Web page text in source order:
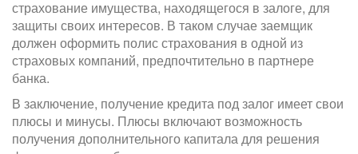
страхование имущества, находящегося в залоге, для
защиты своих интересов. В таком случае заемщик
должен оформить полис страхования в одной из
страховых компаний, предпочтительно в партнере
банка.
В заключение, получение кредита под залог имеет свои
плюсы и минусы. Плюсы включают возможность
получения дополнительного капитала для решения